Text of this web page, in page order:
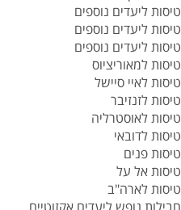
טיסות ליעדים נוספים
טיסות ליעדים נוספים
טיסות ליעדים נוספים
טיסות למאוריציוס
טיסות לאיי סיישל
טיסות לזנזיבר
טיסות לאוסטרליה
טיסות לדובאי
טיסות פנים
טיסות אל על
טיסות לארה"ב